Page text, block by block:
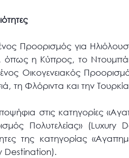
Προορισμός για
η Κύπρος, το
Οικογενειακός
τη Φλόριντα και την
στις κατηγορίες
Πολυτελείας»
της κατηγορίας
Destination).